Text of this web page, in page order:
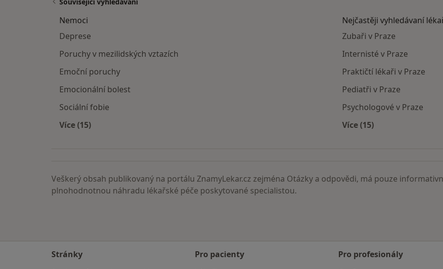
Nemoci
Deprese
Poruchy v mezilidských vztazích
Emoční poruchy
Emocionální bolest
Sociální fobie
Více (15)
Nejčastěji vyhledávaní
Zubaři v Praze
Internisté v Praze
Praktičtí lékaři v Praze
Pediatři v Praze
Psychologové v Praze
Více (15)
Veškerý obsah publikovaný na portálu ZnamyLekar.cz zejména Otázky a odpovědi, má pouze
plnohodnotnou náhradu lékařské péče poskytované specialistou.
Stránky
Pro pacienty
Pro profesionály